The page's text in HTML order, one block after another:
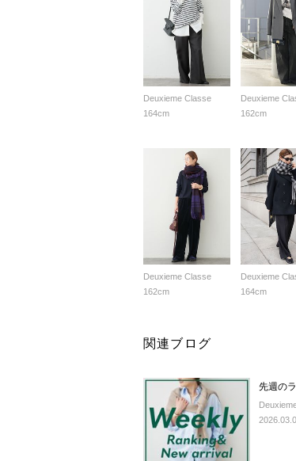
Deuxieme Classe
164cm
Deuxieme
162cm
Deuxieme Classe
162cm
Deuxieme
164cm
関連ブログ
先週の